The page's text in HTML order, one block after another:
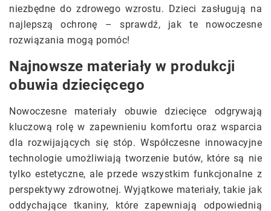
niezbędne do zdrowego wzrostu. Dzieci zasługują na
najlepszą ochronę – sprawdź, jak te nowoczesne
rozwiązania mogą pomóc!
Najnowsze materiały w produkcji
obuwia dziecięcego
Nowoczesne materiały obuwie dziecięce odgrywają
kluczową rolę w zapewnieniu komfortu oraz wsparcia
dla rozwijających się stóp. Współczesne innowacyjne
technologie umożliwiają tworzenie butów, które są nie
tylko estetyczne, ale przede wszystkim funkcjonalne z
perspektywy zdrowotnej. Wyjątkowe materiały, takie jak
oddychające tkaniny, które zapewniają odpowiednią